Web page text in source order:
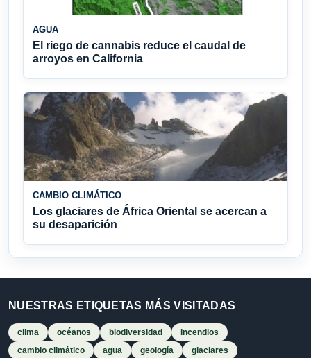
AGUA
El riego de cannabis reduce el caudal de
arroyos en California
CAMBIO CLIMÁTICO
Los glaciares de África Oriental se acercan a
su desaparición
NUESTRAS ETIQUETAS MÁS VISITADAS
clima océanos biodiversidad
incendios
cambio climático
agua geología
glaciares